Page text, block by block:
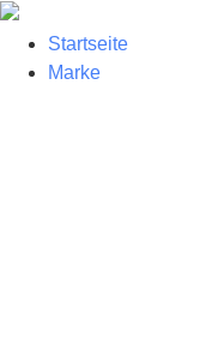
Startseite
Marke